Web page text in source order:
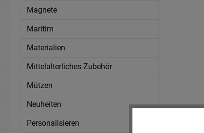
Magnete
Maritim
Materialien
Mittelalterliches Zubehör
Mützen
Neuheiten
Personalisieren